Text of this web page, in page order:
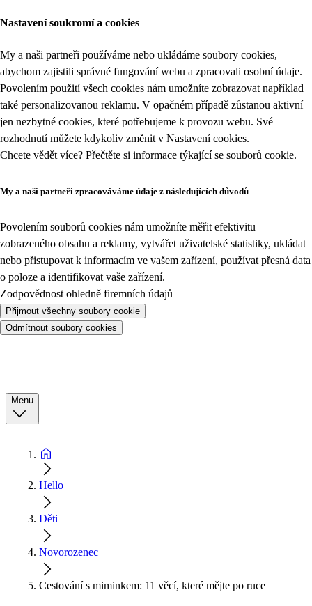
Nastavení soukromí a cookies
My a naši partneři používáme nebo ukládáme soubory cookies,
abychom zajistili správné fungování webu a zpracovali osobní údaje.
Povolením použití všech cookies nám umožníte zobrazovat například
také personalizovanou reklamu. V opačném případě zůstanou aktivní
jen nezbytné cookies, které potřebujeme k provozu webu. Své
rozhodnutí můžete kdykoliv změnit v Nastavení cookies.
Chcete vědět více? Přečtěte si informace týkající se souborů cookie.
My a naši partneři zpracováváme údaje z následujících důvodů
Povolením souborů cookies nám umožníte měřit efektivitu
zobrazeného obsahu a reklamy, vytvářet uživatelské statistiky, ukládat
nebo přistupovat k informacím ve vašem zařízení, používat přesná data
o poloze a identifikovat vaše zařízení.
Zodpovědnost ohledně firemních údajů
Přijmout všechny soubory cookie
Odmítnout soubory cookies
Menu
Hello
Děti
Novorozenec
Cestování s miminkem: 11 věcí, které mějte po ruce